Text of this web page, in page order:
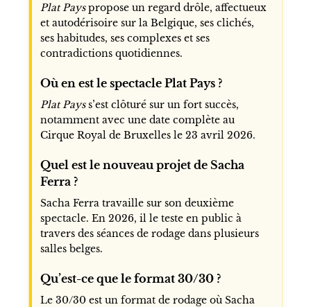
Plat Payspropose un regard drôle, affectueux
et autodérisoire sur la Belgique, ses clichés,
ses habitudes, ses complexes et ses
contradictions quotidiennes.
Où en est le spectacle Plat Pays ?
Plat Payss’est clôturé sur un fort succès,
notamment avec une date complète au
Cirque Royal de Bruxelles le 23 avril 2026.
Quel est le nouveau projet de Sacha
Ferra ?
Sacha Ferra travaille sur son deuxième
spectacle. En 2026, il le teste en public à
travers des séances de rodage dans plusieurs
salles belges.
Qu’est-ce que le format 30/30 ?
Le 30/30 est un format de rodage où Sacha